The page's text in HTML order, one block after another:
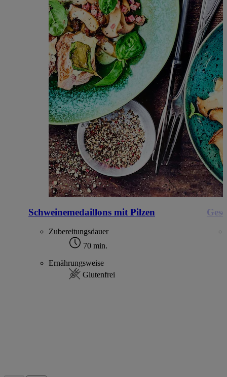
Schweinemedaillons mit Pilzen
Zubereitungsdauer
70 min.
Ernährungsweise
Glutenfrei